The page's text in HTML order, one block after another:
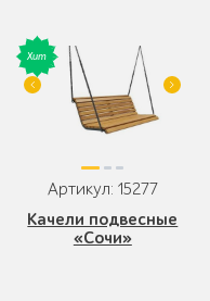
Артикул: 15277
Качели подвесные
«Сочи»